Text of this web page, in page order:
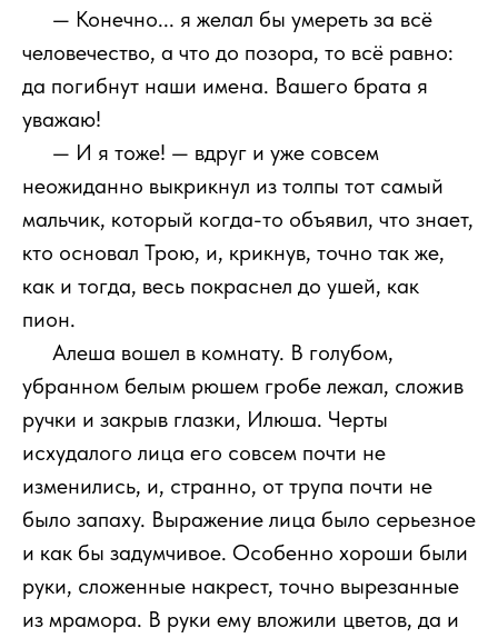
— Конечно... я желал бы умереть за всё
человечество, а что до позора, то всё равно:
да погибнут наши имена. Вашего брата я
уважаю!
— И я тоже! — вдруг и уже совсем
неожиданно выкрикнул из толпы тот самый
мальчик, который когда-то объявил, что знает,
кто основал Трою, и, крикнув, точно так же,
как и тогда, весь покраснел до ушей, как
пион.
Алеша вошел в комнату. В голубом,
убранном белым рюшем гробе лежал, сложив
ручки и закрыв глазки, Илюша. Черты
исхудалого лица его совсем почти не
изменились, и, странно, от трупа почти не
было запаху. Выражение лица было серьезное
и как бы задумчивое. Особенно хороши были
руки, сложенные накрест, точно вырезанные
из мрамора. В руки ему вложили цветов, да и